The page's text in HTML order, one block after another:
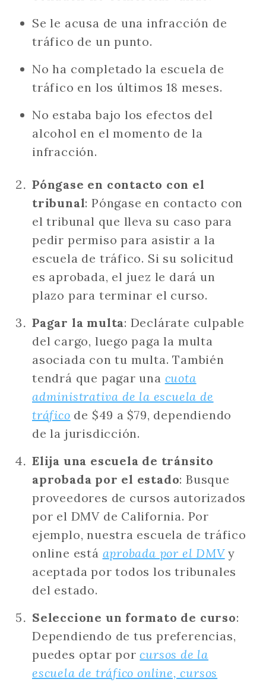
Se le acusa de una infracción de
tráfico de un punto.
No ha completado la escuela de
tráfico en los últimos 18 meses.
No estaba bajo los efectos del
alcohol en el momento de la
infracción.
Póngase en contacto con el
tribunal: Póngase en contacto con
el tribunal que lleva su caso para
pedir permiso para asistir a la
escuela de tráfico. Si su solicitud
es aprobada, el juez le dará un
plazo para terminar el curso.
Pagar la multa: Declárate culpable
del cargo, luego paga la multa
asociada con tu multa. También
tendrá que pagar una cuota
administrativa de la escuela de
tráfico de $49 a $79, dependiendo
de la jurisdicción.
Elija una escuela de tránsito
aprobada por el estado: Busque
proveedores de cursos autorizados
por el DMV de California. Por
ejemplo, nuestra escuela de tráfico
online está aprobada por el DMVy
aceptada por todos los tribunales
del estado.
Seleccione un formato de curso:
Dependiendo de tus preferencias,
puedes optar porcursos de la
escuela de tráfico online, cursos